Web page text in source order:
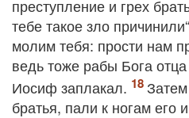
преступление и грех
тебе такое зло
молим тебя: прости нам
ведь тоже рабы Бога
Иосиф заплакал.
братья, пали к ногам